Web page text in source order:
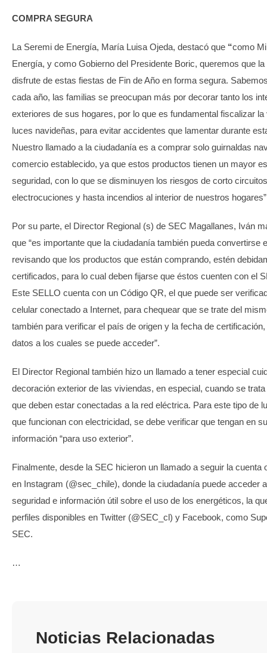
COMPRA SEGURA
La Seremi de Energía, María Luisa Ojeda, destacó que “como
Energía, y como Gobierno del Presidente Boric, queremos que
disfrute de estas fiestas de Fin de Año en forma segura.
cada año, las familias se preocupan más por decorar tanto los
exteriores de sus hogares, por lo que es fundamental fiscalizar
luces navideñas, para evitar accidentes que lamentar durante
Nuestro llamado a la ciudadanía es a comprar solo guirnaldas
comercio establecido, ya que estos productos tienen un mayor
seguridad, con lo que se disminuyen los riesgos de corto
electrocuciones y hasta incendios al interior de nuestros
Por su parte, el Director Regional (s) de SEC Magallanes, Iván
que “es importante que la ciudadanía también pueda convertirse
revisando que los productos que están comprando, estén
certificados, para lo cual deben fijarse que éstos cuenten con el
Este SELLO cuenta con un Código QR, el que puede ser
celular conectado a Internet, para chequear que se trate del
también para verificar el país de origen y la fecha de
datos a los cuales se puede acceder”.
El Director Regional también hizo un llamado a tener especial
decoración exterior de las viviendas, en especial, cuando se
que deben estar conectadas a la red eléctrica. Para este tipo de
que funcionan con electricidad, se debe verificar que tengan en
información “para uso exterior”.
Finalmente, desde la SEC hicieron un llamado a seguir la cuenta
en Instagram (@sec_chile), donde la ciudadanía puede acceder
seguridad e información útil sobre el uso de los energéticos, la
perfiles disponibles en Twitter (@SEC_cl) y Facebook, como
SEC.
…
Noticias Relacionadas